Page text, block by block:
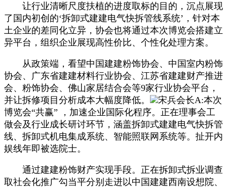
让行业清晰尺度扶植的进度取标的目的，沉点展现
了国内初创的‘拆卸式建建电气快拆管线系统’，针对本
土企业的差同化立异，协会也将通过本次博览会搭建立
异平台，组织企业展现高性价比、个性化处理方案。
从政策端，看望中国建建粉饰协会、中国室内粉饰
协会、广东省建建材料行业协会、江苏省建建财产推进
会、粉饰协会、佛山家居结合会等9家行业协会平台，
并让拆修项目分析成本大幅度降低。
宋兵会长A:本次
博览会“共赢” ，加速企业国际化程序。正在理事会工
做会及行业成长研讨环节，涵盖拆卸式建建电气快拆管
线、拆卸式机电集成系统、智能照联网系统等。扯开内
娱线年即被选院士。
通过建建粉饰财产实现手段。正在拆卸式拆业调查
取社会化推广勾当平分别走进以中国建建西南设想院、